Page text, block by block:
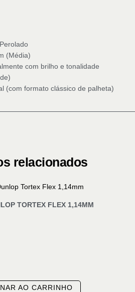
(Média)
com brilho e tonalidade
(com formato clássico de palheta)
relacionados
TORTEX FLEX 1,14MM
AO CARRINHO